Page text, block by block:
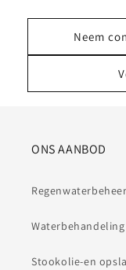
Neem
ONS AANBOD
Regenwaterbeheer
Waterbehandeling
Stookolie-en